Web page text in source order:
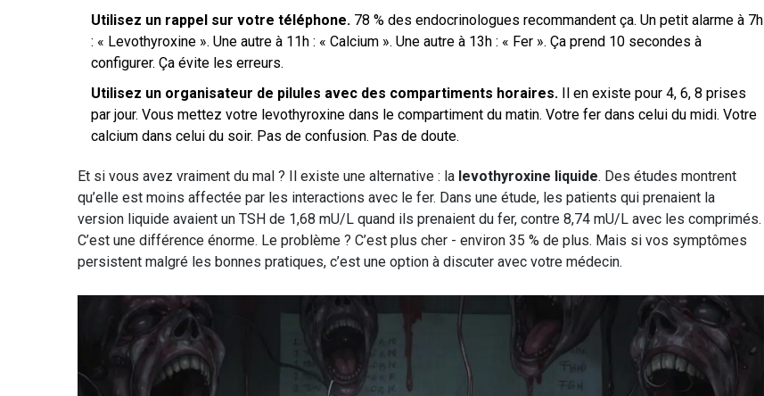
Utilisez un rappel sur votre téléphone. 78 % des endocrinologues recommandent ça. Un petit alarme à 7h
: « Levothyroxine ». Une autre à 11h : « Calcium ». Une autre à 13h : « Fer ». Ça prend 10 secondes à
configurer. Ça évite les erreurs.
Utilisez un organisateur de pilules avec des compartiments horaires. Il en existe pour 4, 6, 8 prises
par jour. Vous mettez votre levothyroxine dans le compartiment du matin. Votre fer dans celui du midi. Votre
calcium dans celui du soir. Pas de confusion. Pas de doute.
Et si vous avez vraiment du mal ? Il existe une alternative : la levothyroxine liquide. Des études montrent
qu’elle est moins affectée par les interactions avec le fer. Dans une étude, les patients qui prenaient la
version liquide avaient un TSH de 1,68 mU/L quand ils prenaient du fer, contre 8,74 mU/L avec les comprimés.
C’est une différence énorme. Le problème ? C’est plus cher - environ 35 % de plus. Mais si vos symptômes
persistent malgré les bonnes pratiques, c’est une option à discuter avec votre médecin.